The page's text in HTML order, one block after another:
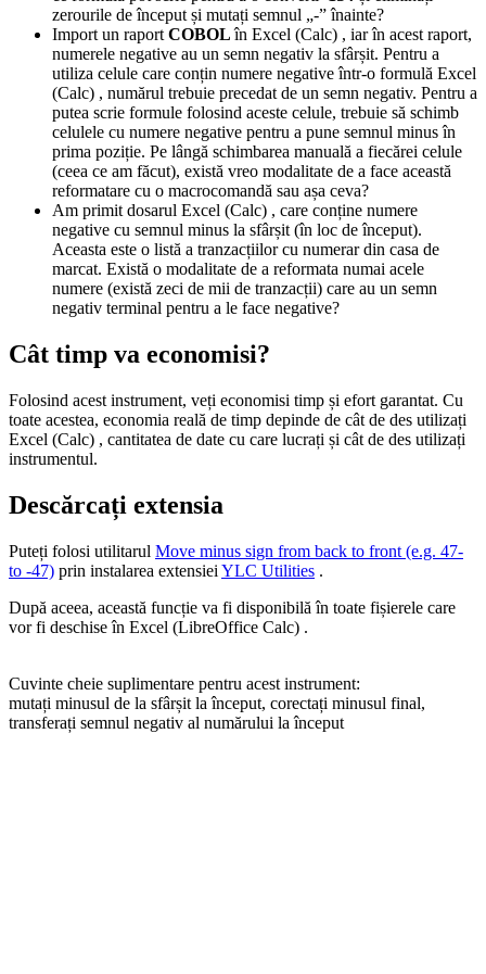
zerourile de început și mutați semnul „-” înainte?
Import un raport COBOLîn Excel (Calc) , iar în acest raport,
numerele negative au un semn negativ la sfârșit. Pentru a
utiliza celule care conțin numere negative într-o formulă Excel
(Calc) , numărul trebuie precedat de un semn negativ. Pentru a
putea scrie formule folosind aceste celule, trebuie să schimb
celulele cu numere negative pentru a pune semnul minus în
prima poziție. Pe lângă schimbarea manuală a fiecărei celule
(ceea ce am făcut), există vreo modalitate de a face această
reformatare cu o macrocomandă sau așa ceva?
Am primit dosarul Excel (Calc) , care conține numere
negative cu semnul minus la sfârșit (în loc de început).
Aceasta este o listă a tranzacțiilor cu numerar din casa de
marcat. Există o modalitate de a reformata numai acele
numere (există zeci de mii de tranzacții) care au un semn
negativ terminal pentru a le face negative?
Cât timp va economisi?
Folosind acest instrument, veți economisi timp și efort garantat. Cu
toate acestea, economia reală de timp depinde de cât de des utilizați
Excel (Calc) , cantitatea de date cu care lucrați și cât de des utilizați
instrumentul.
Descărcați extensia
Puteți folosi utilitarul Move minus sign from back to front (e.g. 47-
to -47) prin instalarea extensiei YLC Utilities .
După aceea, această funcție va fi disponibilă în toate fișierele care
vor fi deschise în Excel (LibreOffice Calc) .
Cuvinte cheie suplimentare pentru acest instrument:
mutați minusul de la sfârșit la început, corectați minusul final,
transferați semnul negativ al numărului la început